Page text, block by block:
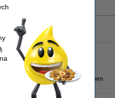
Ponad 600.000 klientów
laserowa wskazuje, że bęben